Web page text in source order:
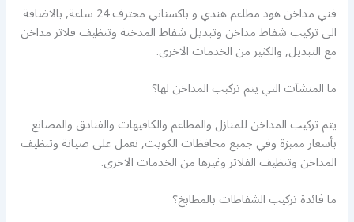
فني مداخن هود مطاعم هندي و باكستاني محترف 24 ساعة, بالاضافة
الى تركيب شفاط مداخن وتبديل شفاط المدخنة وتنظيف فلاتر مداخن
مع التبديل, والكثير من الخدمات الاخرى.
ما المنشآت التي يتم تركيب المداخن لها؟
يتم تركيب المداخن للمنازل والمطاعم والكافيهات والفنادق والمصانع
بأسعار مميزة وفي جميع محافظات الكويت, نعمل على صيانة وتنظيف
المداخن وتنظيف الفلاتر وغيرها من الخدمات الاخرى.
ما فائدة تركيب الشفاطات بالمطابخ؟